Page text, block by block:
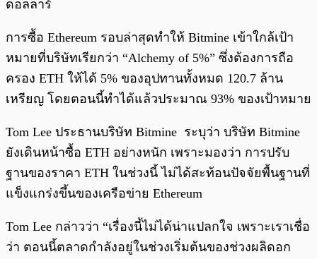
ดอลลาร์
การซื้อ Ethereum รอบล่าสุดทำให้ Bitmine เข้าใกล้เป้า
หมายที่บริษัทเรียกว่า “Alchemy of 5%” ซึ่งต้องการถือ
ครอง ETH ให้ได้ 5% ของอุปทานทั้งหมด 120.7 ล้าน
เหรียญ โดยตอนนี้ทำได้แล้วประมาณ 93% ของเป้าหมาย
Tom Lee ประธานบริษัท Bitmine ระบุว่า บริษัท Bitmine
ยังเดินหน้าซื้อ ETH อย่างหนัก เพราะมองว่า การปรับ
ฐานของราคา ETH ในช่วงนี้ ไม่ได้สะท้อนปัจจัยพื้นฐานที่
แข็งแกร่งขึ้นของเครือข่าย Ethereum
Tom Lee กล่าวว่า “เรื่องนี้ไม่ได้น่าแปลกใจ เพราะเราเชื่อ
ว่า ตอนนี้ตลาดกำลังอยู่ในช่วงเริ่มต้นของช่วงผลิดอก